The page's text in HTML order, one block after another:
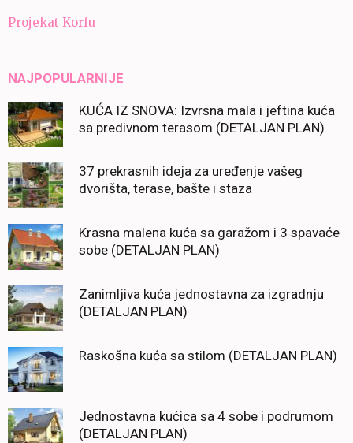
Navigacija
Projekat Korfu
NAJPOPULARNIJE
KUĆA IZ SNOVA: Izvrsna mala i jeftina kuća
sa predivnom terasom (DETALJAN PLAN)
37 prekrasnih ideja za uređenje vašeg
dvorišta, terase, bašte i staza
Krasna malena kuća sa garažom i 3 spavaće
sobe (DETALJAN PLAN)
Zanimljiva kuća jednostavna za izgradnju
(DETALJAN PLAN)
Raskošna kuća sa stilom (DETALJAN PLAN)
Jednostavna kućica sa 4 sobe i podrumom
(DETALJAN PLAN)